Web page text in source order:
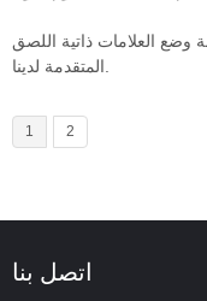
العلامات ذاتية اللصق
1 2
اتصل بنا